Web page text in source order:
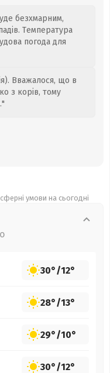
безхмарним,
Температура
погода для
Вважалося, що в
з корів, тому
умови на сьогодні
30°/12°
28°/13°
29°/10°
30°/12°